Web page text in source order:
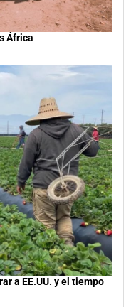
África
a EE.UU. y el tiempo